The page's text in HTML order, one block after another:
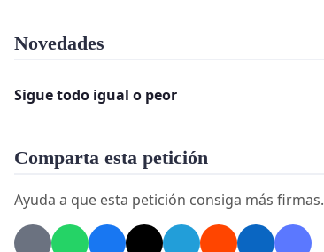
Novedades
Sigue todo igual o peor
Comparta esta petición
Ayuda a que esta petición consiga más firmas.